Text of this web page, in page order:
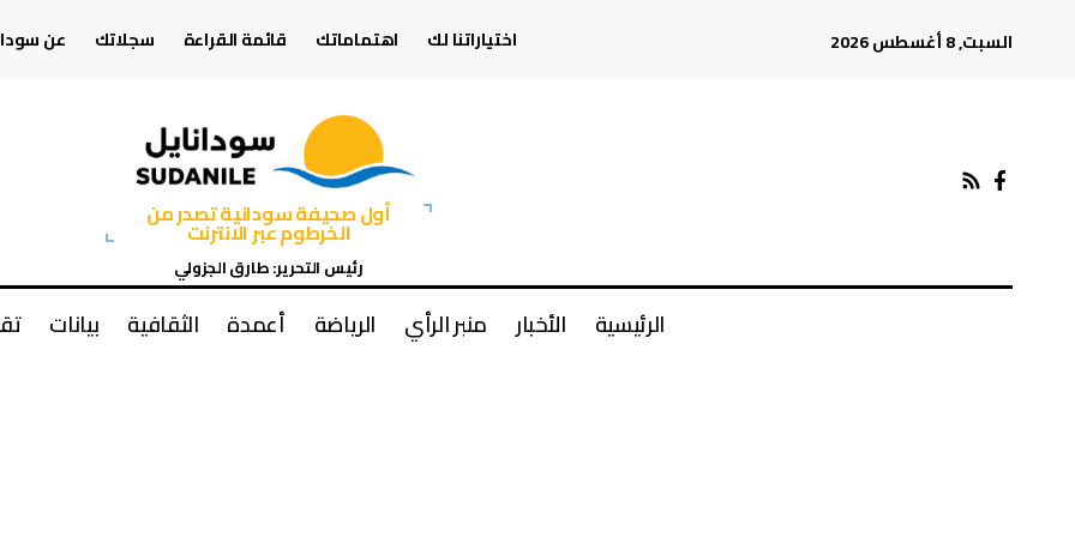
السبت, 8 أغسطس 2026 اختياراتنا لك اهتماماتك قائمة القراءة سجلاتك عن
أول صحيفة سودانية تصدر من
الخرطوم عبر الانترنت
رئيس التحرير: طارق الجزولي
الرئيسية الأخبار منبر الرأي الرياضة أعمدة الثقافية بيانات